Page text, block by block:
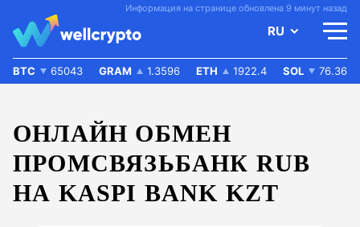
Информация на странице обновлена 9 минут назад
RU
BTC 65043 GRAM 1.3596 ETH 1922.4 SOL 76.36
ОНЛАЙН ОБМЕН
ПРОМСВЯЗЬБАНК RUB
НА KASPI BANK KZT